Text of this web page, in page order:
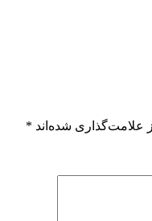
علامت‌گذاری شده‌اند *